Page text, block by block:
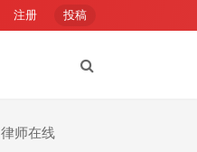
注册 投稿
律师在线